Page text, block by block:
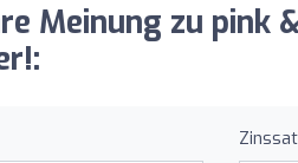
Meinung zu pink